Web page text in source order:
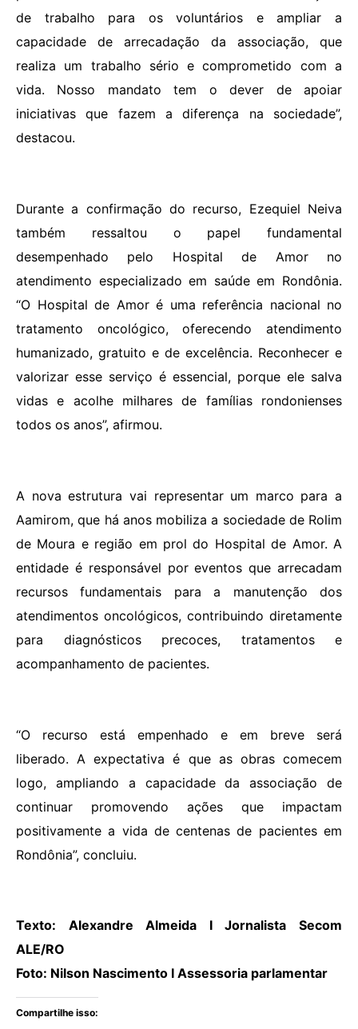
de trabalho para os voluntários e ampliar a
capacidade de arrecadação da associação, que
realiza um trabalho sério e comprometido com a
vida. Nosso mandato tem o dever de apoiar
iniciativas que fazem a diferença na sociedade”,
destacou.
Durante a confirmação do recurso, Ezequiel Neiva
também ressaltou o papel fundamental
desempenhado pelo Hospital de Amor no
atendimento especializado em saúde em Rondônia.
“O Hospital de Amor é uma referência nacional no
tratamento oncológico, oferecendo atendimento
humanizado, gratuito e de excelência. Reconhecer e
valorizar esse serviço é essencial, porque ele salva
vidas e acolhe milhares de famílias rondonienses
todos os anos”, afirmou.
A nova estrutura vai representar um marco para a
Aamirom, que há anos mobiliza a sociedade de Rolim
de Moura e região em prol do Hospital de Amor. A
entidade é responsável por eventos que arrecadam
recursos fundamentais para a manutenção dos
atendimentos oncológicos, contribuindo diretamente
para diagnósticos precoces, tratamentos e
acompanhamento de pacientes.
“O recurso está empenhado e em breve será
liberado. A expectativa é que as obras comecem
logo, ampliando a capacidade da associação de
continuar promovendo ações que impactam
positivamente a vida de centenas de pacientes em
Rondônia”, concluiu.
Texto: Alexandre Almeida I Jornalista Secom
ALE/RO
Foto: Nilson Nascimento I Assessoria parlamentar
Compartilhe isso: